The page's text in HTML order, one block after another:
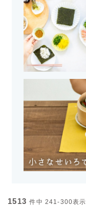
1513 件中 241-300表示